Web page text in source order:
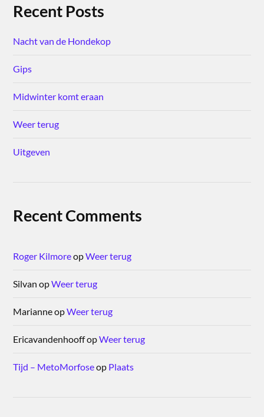
Recent Posts
Nacht van de Hondekop
Gips
Midwinter komt eraan
Weer terug
Uitgeven
Recent Comments
Roger KilmoreopWeer terug
Silvan opWeer terug
MarianneopWeer terug
EricavandenhooffopWeer terug
Tijd – MetoMorfoseop Plaats